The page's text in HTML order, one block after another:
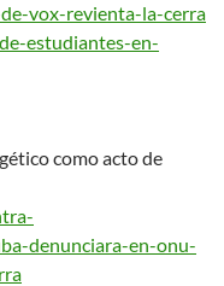
vox-revienta-la-cerra
estudiantes-en-
como acto de
denunciara-en-onu-